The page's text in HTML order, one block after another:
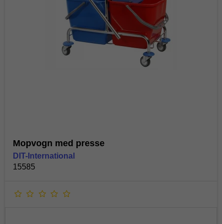
Mopvogn med presse
DIT-International
15585